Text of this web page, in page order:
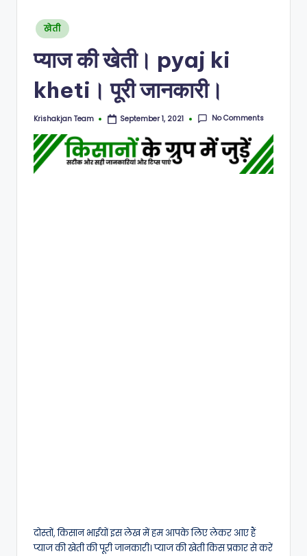
Posted
in
खेती
प्याज की खेती। pyaj ki
kheti। पूरी जानकारी।
Posted
Krishakjan Team September 1, 2021 No Comments
दोस्तों, किसान भाईयों इस लेख में हम आपके लिए लेकर आए हैं
प्याज की खेती की पूरी जानकारी। प्याज की खेती किस प्रकार से करें